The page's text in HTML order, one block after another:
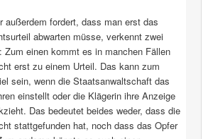
außerdem fordert, dass man erst das
abwarten müsse, verkennt zwei
Zum einen kommt es in manchen Fällen
erst zu einem Urteil. Das kann zum
sein, wenn die Staatsanwaltschaft das
einstellt oder die Klägerin ihre Anzeige
Das bedeutet beides weder, dass die
stattgefunden hat, noch dass das Opfer